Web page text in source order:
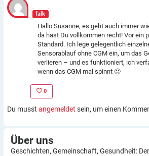
falk
Hallo Susanne, es geht auch immer
da hast Du vollkommen recht! Vor ein
Standard. Ich lege gelegentlich
Sensorablauf ohne CGM ein, um das
verlieren – und es funktioniert, ich
wenn das CGM mal spinnt 🙂
0
Du musst angemeldet sein, um einen
Über uns
Geschichten, Gemeinschaft, Gesundheit: